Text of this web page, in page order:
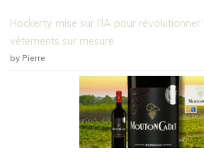
Hockerty mise sur l’IA pour révolutionner
vêtements sur mesure
by Pierre